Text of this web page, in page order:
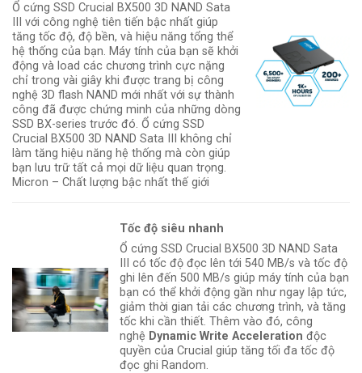
Ổ cứng SSD Crucial BX500 3D NAND Sata
III với công nghệ tiên tiến bậc nhất giúp
tăng tốc độ, độ bền, và hiệu năng tổng thể
hệ thống của bạn. Máy tính của bạn sẽ khởi
động và load các chương trình cực nặng
chỉ trong vài giây khi được trang bị công
nghệ 3D flash NAND mới nhất với sự thành
công đã được chứng minh của những dòng
SSD BX-series trước đó. Ổ cứng SSD
Crucial BX500 3D NAND Sata III không chỉ
làm tăng hiệu năng hệ thống mà còn giúp
bạn lưu trữ tất cả mọi dữ liệu quan trọng.
Micron – Chất lượng bậc nhất thế giới
Tốc độ siêu nhanh
Ổ cứng SSD Crucial BX500 3D NAND Sata
III có tốc độ đọc lên tới 540 MB/s và tốc độ
ghi lên đến 500 MB/s giúp máy tính của bạn
bạn có thể khởi động gần như ngay lập tức,
giảm thời gian tải các chương trình, và tăng
tốc khi cần thiết. Thêm vào đó, công
nghệ Dynamic Write Acceleration độc
quyền của Crucial giúp tăng tối đa tốc độ
đọc ghi Random.